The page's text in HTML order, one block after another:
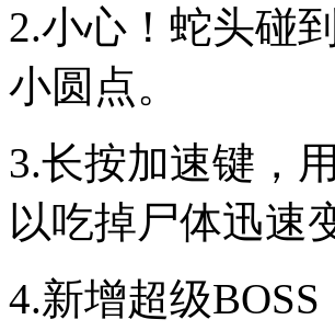
2.小心！蛇头碰
小圆点。
3.长按加速键，
以吃掉尸体迅速
4.新增超级